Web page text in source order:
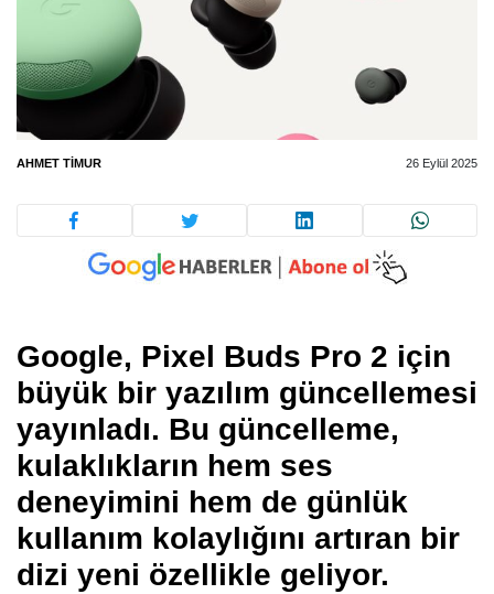
AHMET TIMUR 26 Eylül 2025
Google, Pixel Buds Pro 2 için
büyük bir yazılım güncellemesi
yayınladı. Bu güncelleme,
kulaklıkların hem ses
deneyimini hem de günlük
kullanım kolaylığını artıran bir
dizi yeni özellikle geliyor.